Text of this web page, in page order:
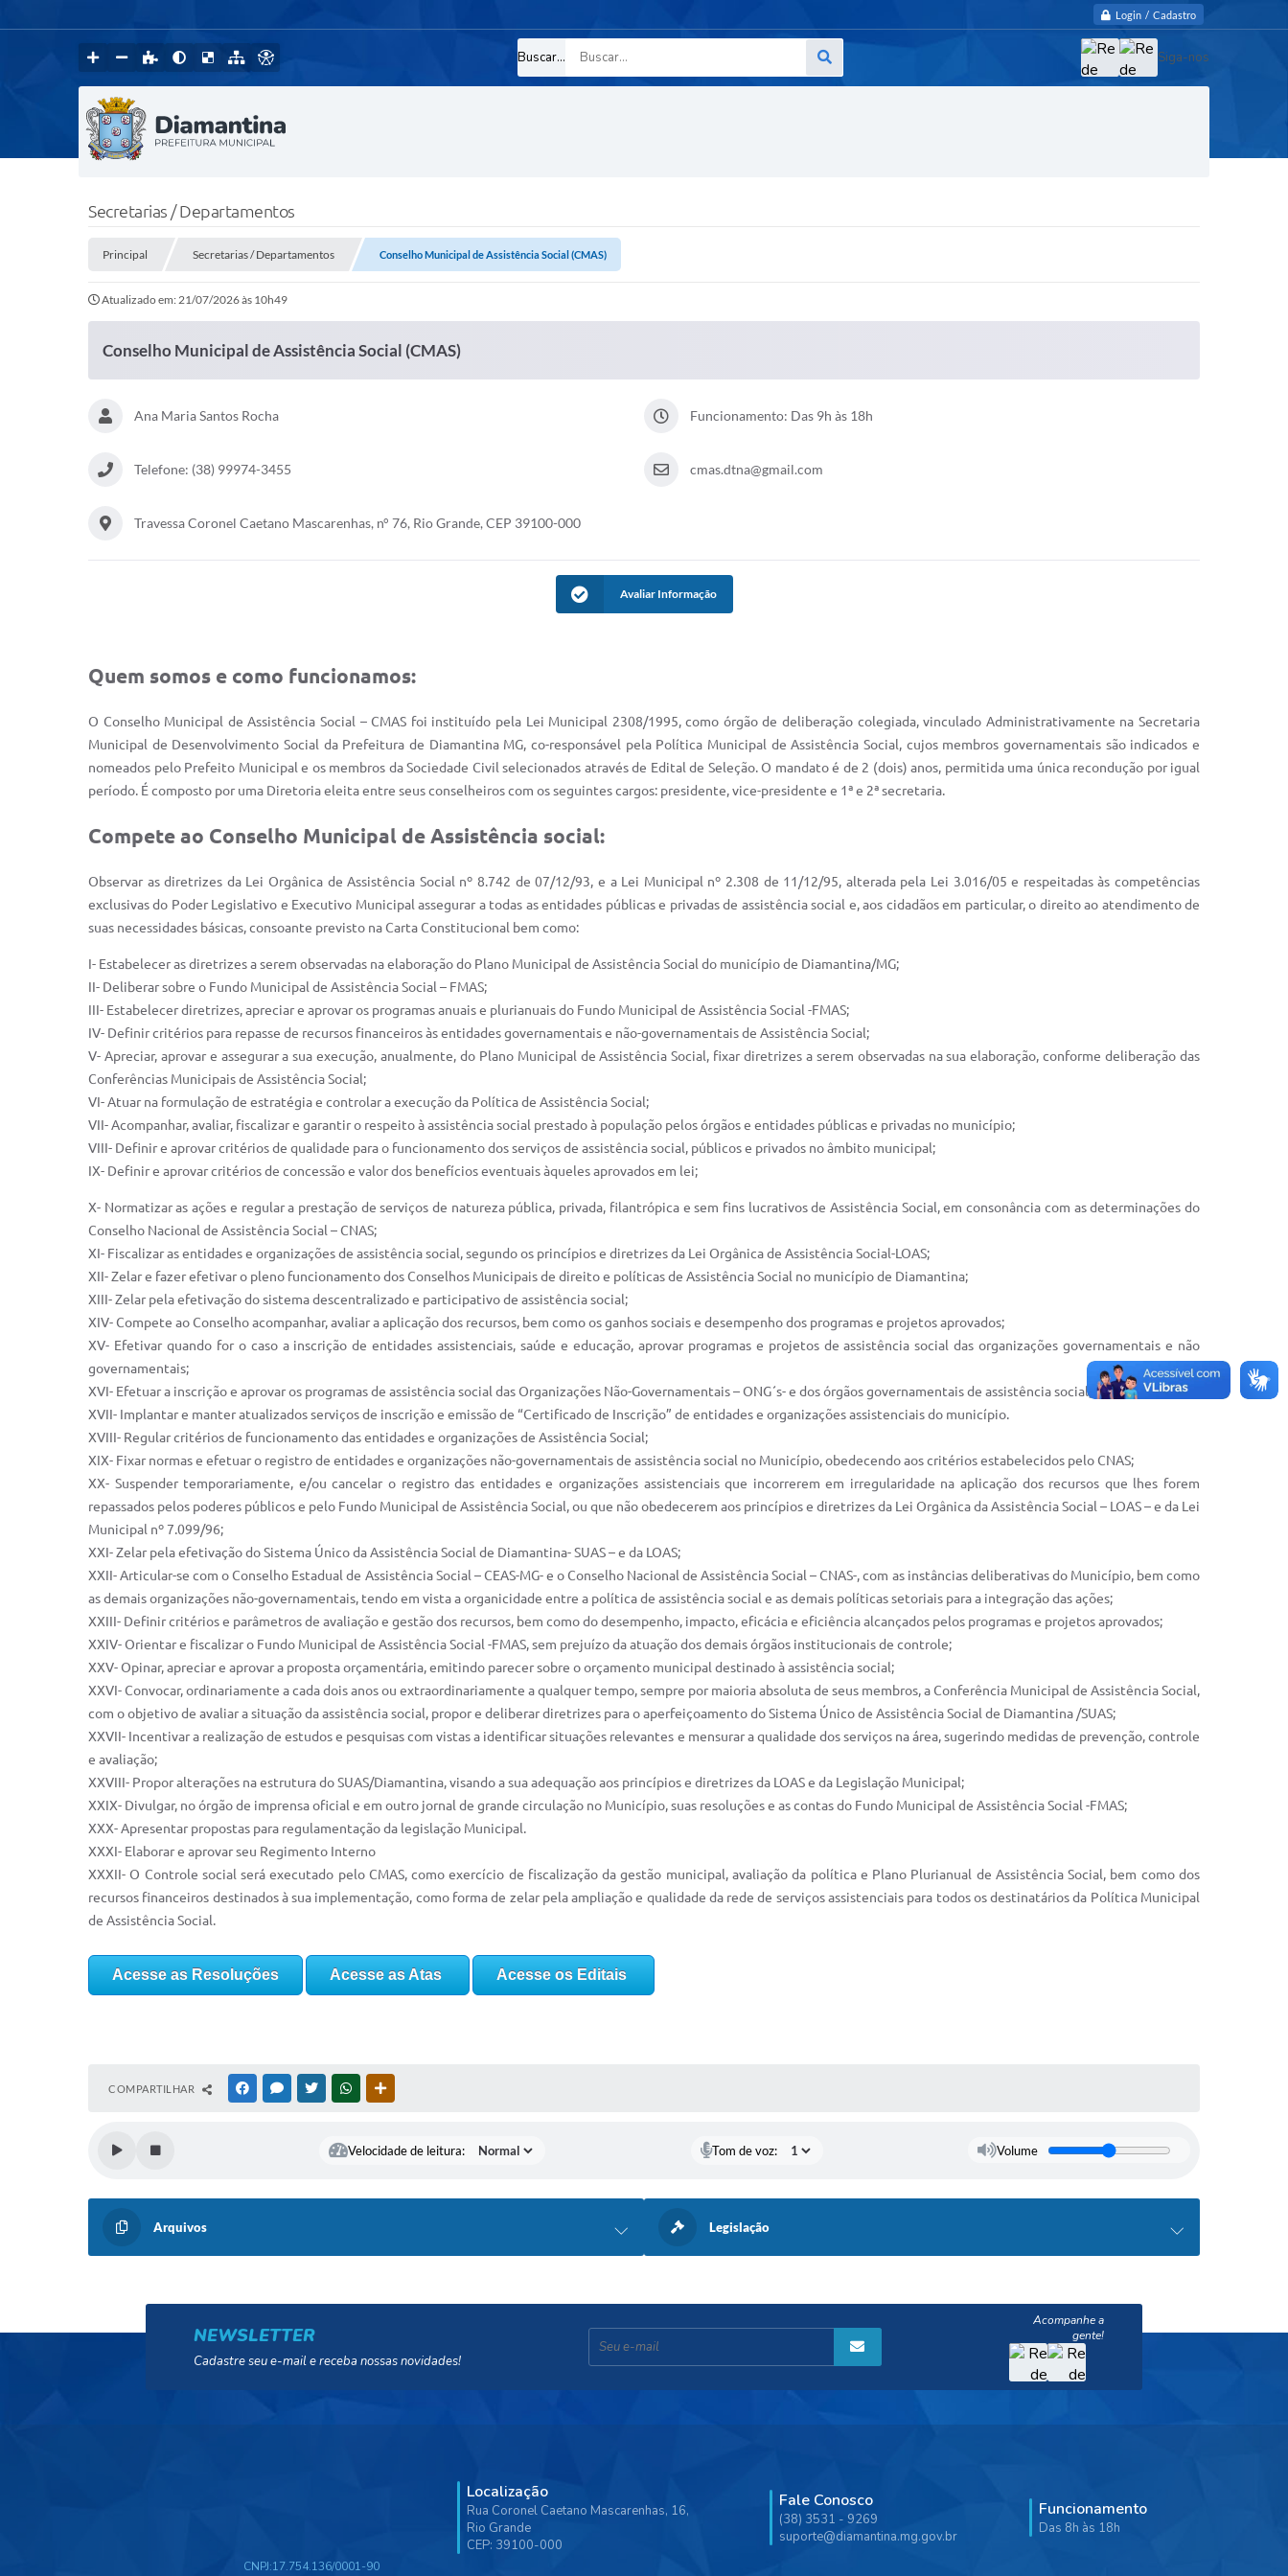
Login / Cadastro
Buscar... Siga-nos
Secretarias / Departamentos
Principal Secretarias / Departamentos Conselho Municipal de Assistência Social (CMAS)
Atualizado em: 21/07/2026 às 10h49
Conselho Municipal de Assistência Social (CMAS)
Ana Maria Santos Rocha Funcionamento: Das 9h às 18h
Telefone: (38) 99974-3455 cmas.dtna@gmail.com
Travessa Coronel Caetano Mascarenhas, n° 76, Rio Grande, CEP 39100-000
Avaliar Informação
Quem somos e como funcionamos:
O Conselho Municipal de Assistência Social – CMAS foi instituído pela Lei Municipal 2308/1995, como órgão de deliberação colegiada, vinculado Administrativamente na Secretaria
Municipal de Desenvolvimento Social da Prefeitura de Diamantina MG, co-responsável pela Política Municipal de Assistência Social, cujos membros governamentais são indicados e
nomeados pelo Prefeito Municipal e os membros da Sociedade Civil selecionados através de Edital de Seleção. O mandato é de 2 (dois) anos, permitida uma única recondução por igual
período. É composto por uma Diretoria eleita entre seus conselheiros com os seguintes cargos: presidente, vice-presidente e 1ª e 2ª secretaria.
Compete ao Conselho Municipal de Assistência social:
Observar as diretrizes da Lei Orgânica de Assistência Social nº 8.742 de 07/12/93, e a Lei Municipal nº 2.308 de 11/12/95, alterada pela Lei 3.016/05 e respeitadas às competências
exclusivas do Poder Legislativo e Executivo Municipal assegurar a todas as entidades públicas e privadas de assistência social e, aos cidadãos em particular, o direito ao atendimento de
suas necessidades básicas, consoante previsto na Carta Constitucional bem como:
I- Estabelecer as diretrizes a serem observadas na elaboração do Plano Municipal de Assistência Social do município de Diamantina/MG;
II- Deliberar sobre o Fundo Municipal de Assistência Social – FMAS;
III- Estabelecer diretrizes, apreciar e aprovar os programas anuais e plurianuais do Fundo Municipal de Assistência Social -FMAS;
IV- Definir critérios para repasse de recursos financeiros às entidades governamentais e não-governamentais de Assistência Social;
V- Apreciar, aprovar e assegurar a sua execução, anualmente, do Plano Municipal de Assistência Social, fixar diretrizes a serem observadas na sua elaboração, conforme deliberação das
Conferências Municipais de Assistência Social;
VI- Atuar na formulação de estratégia e controlar a execução da Política de Assistência Social;
VII- Acompanhar, avaliar, fiscalizar e garantir o respeito à assistência social prestado à população pelos órgãos e entidades públicas e privadas no município;
VIII- Definir e aprovar critérios de qualidade para o funcionamento dos serviços de assistência social, públicos e privados no âmbito municipal;
IX- Definir e aprovar critérios de concessão e valor dos benefícios eventuais àqueles aprovados em lei;
X- Normatizar as ações e regular a prestação de serviços de natureza pública, privada, filantrópica e sem fins lucrativos de Assistência Social, em consonância com as determinações do
Conselho Nacional de Assistência Social – CNAS;
XI- Fiscalizar as entidades e organizações de assistência social, segundo os princípios e diretrizes da Lei Orgânica de Assistência Social-LOAS;
XII- Zelar e fazer efetivar o pleno funcionamento dos Conselhos Municipais de direito e políticas de Assistência Social no município de Diamantina;
XIII- Zelar pela efetivação do sistema descentralizado e participativo de assistência social;
XIV- Compete ao Conselho acompanhar, avaliar a aplicação dos recursos, bem como os ganhos sociais e desempenho dos programas e projetos aprovados;
XV- Efetivar quando for o caso a inscrição de entidades assistenciais, saúde e educação, aprovar programas e projetos de assistência social das organizações governamentais e não
governamentais;
XVI- Efetuar a inscrição e aprovar os programas de assistência social das Organizações Não-Governamentais – ONG´s- e dos órgãos governamentais de assistência social;
XVII- Implantar e manter atualizados serviços de inscrição e emissão de “Certificado de Inscrição” de entidades e organizações assistenciais do município.
XVIII- Regular critérios de funcionamento das entidades e organizações de Assistência Social;
XIX- Fixar normas e efetuar o registro de entidades e organizações não-governamentais de assistência social no Município, obedecendo aos critérios estabelecidos pelo CNAS;
XX- Suspender temporariamente, e/ou cancelar o registro das entidades e organizações assistenciais que incorrerem em irregularidade na aplicação dos recursos que lhes forem
repassados pelos poderes públicos e pelo Fundo Municipal de Assistência Social, ou que não obedecerem aos princípios e diretrizes da Lei Orgânica da Assistência Social – LOAS – e da Lei
Municipal nº 7.099/96;
XXI- Zelar pela efetivação do Sistema Único da Assistência Social de Diamantina- SUAS – e da LOAS;
XXII- Articular-se com o Conselho Estadual de Assistência Social – CEAS-MG- e o Conselho Nacional de Assistência Social – CNAS-, com as instâncias deliberativas do Município, bem como
as demais organizações não-governamentais, tendo em vista a organicidade entre a política de assistência social e as demais políticas setoriais para a integração das ações;
XXIII- Definir critérios e parâmetros de avaliação e gestão dos recursos, bem como do desempenho, impacto, eficácia e eficiência alcançados pelos programas e projetos aprovados;
XXIV- Orientar e fiscalizar o Fundo Municipal de Assistência Social -FMAS, sem prejuízo da atuação dos demais órgãos institucionais de controle;
XXV- Opinar, apreciar e aprovar a proposta orçamentária, emitindo parecer sobre o orçamento municipal destinado à assistência social;
XXVI- Convocar, ordinariamente a cada dois anos ou extraordinariamente a qualquer tempo, sempre por maioria absoluta de seus membros, a Conferência Municipal de Assistência Social,
com o objetivo de avaliar a situação da assistência social, propor e deliberar diretrizes para o aperfeiçoamento do Sistema Único de Assistência Social de Diamantina /SUAS;
XXVII- Incentivar a realização de estudos e pesquisas com vistas a identificar situações relevantes e mensurar a qualidade dos serviços na área, sugerindo medidas de prevenção, controle
e avaliação;
XXVIII- Propor alterações na estrutura do SUAS/Diamantina, visando a sua adequação aos princípios e diretrizes da LOAS e da Legislação Municipal;
XXIX- Divulgar, no órgão de imprensa oficial e em outro jornal de grande circulação no Município, suas resoluções e as contas do Fundo Municipal de Assistência Social -FMAS;
XXX- Apresentar propostas para regulamentação da legislação Municipal.
XXXI- Elaborar e aprovar seu Regimento Interno
XXXII- O Controle social será executado pelo CMAS, como exercício de fiscalização da gestão municipal, avaliação da política e Plano Plurianual de Assistência Social, bem como dos
recursos financeiros destinados à sua implementação, como forma de zelar pela ampliação e qualidade da rede de serviços assistenciais para todos os destinatários da Política Municipal
de Assistência Social.
Acesse as Resoluções Acesse as Atas Acesse os Editais
COMPARTILHAR FACEBOOKMESSENGER
TWITTERWHATSAPP
Velocidade de leitura: Tom de voz: Volume
Arquivos Legislação
NEWSLETTER
Cadastre seu e-mail e receba nossas novidades!
Localização
Rua Coronel Caetano Mascarenhas, 16,
Rio Grande
CEP: 39100-000
Fale Conosco
(38) 3531 - 9269
suporte@diamantina.mg.gov.br
Funcionamento
Das 8h às 18h
CNPJ:17.754.136/0001-90